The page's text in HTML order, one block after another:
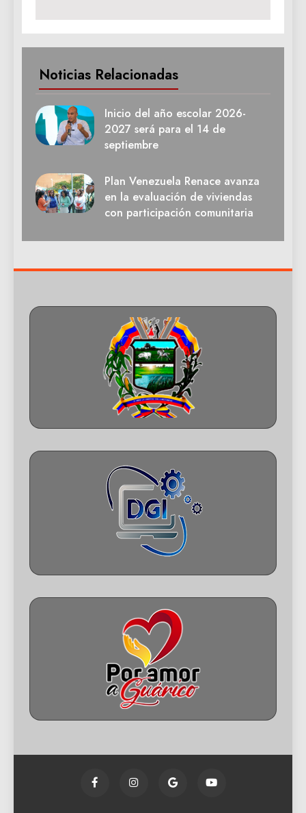
Noticias Relacionadas
Inicio del año escolar 2026-
2027 será para el 14 de
septiembre
Plan Venezuela Renace avanza
en la evaluación de viviendas
con participación comunitaria